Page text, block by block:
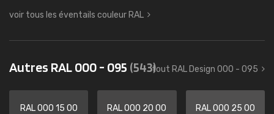
voir tous les éventails couleur RAL
Autres RAL 000 - 095 (543)tout RAL Design 000 - 095
RAL 000 15 00 RAL 000 20 00 RAL 000 25 00